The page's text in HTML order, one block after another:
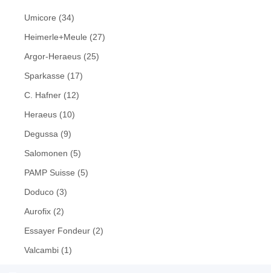
Umicore (34)
Heimerle+Meule (27)
Argor-Heraeus (25)
Sparkasse (17)
C. Hafner (12)
Heraeus (10)
Degussa (9)
Salomonen (5)
PAMP Suisse (5)
Doduco (3)
Aurofix (2)
Essayer Fondeur (2)
Valcambi (1)